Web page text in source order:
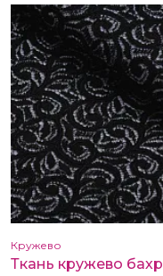
Кружево
Ткань кружево